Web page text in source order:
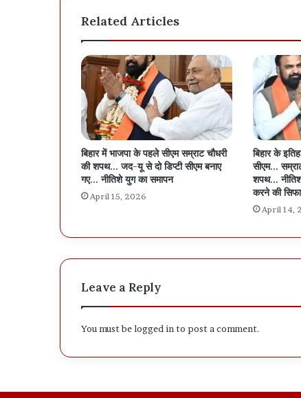
Related Articles
बिहार में भाजपा के पहले सीएम सम्राट चौधरी
की शपथ… जद-यू से दो डिप्टी सीएम बनाए
गए… नीतिशे युग का समापन
April 15, 2026
बिहार के
सीएम…
शपथ…
करने की
April 14,
Leave a Reply
You must belogged in to post a comment.